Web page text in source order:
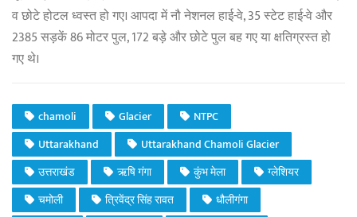
व छोटे होटल ध्वस्त हो गए। आपदा में नौ नेशनल हाई-वे, 35 स्टेट हाई-वे और
2385 सड़कें 86 मोटर पुल, 172 बड़े और छोटे पुल बह गए या क्षतिग्रस्त हो
गए थे।
chamoli Glacier
NTPC
Uttarakhand
Uttarakhand Chamoli Glacier
उत्तराखंड
ऋषि गंगा कुंभ मेला
ग्लेशियर
चमोली
त्रिवेंद्र सिंह रावत
धौलीगंगा